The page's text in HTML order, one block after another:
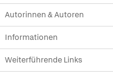
Autorinnen & Autoren
Informationen
Weiterführende Links